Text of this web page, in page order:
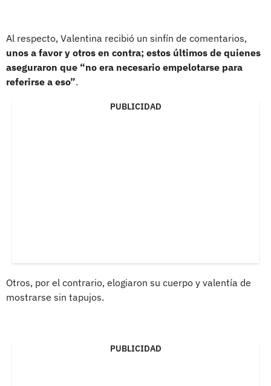
Al respecto, Valentina recibió un sinfín de comentarios,
unos a favor y otros en contra; estos últimos de quienes
aseguraron que “no era necesario empelotarse para
referirse a eso”.
PUBLICIDAD
Otros, por el contrario, elogiaron su cuerpo y valentía de
mostrarse sin tapujos.
PUBLICIDAD